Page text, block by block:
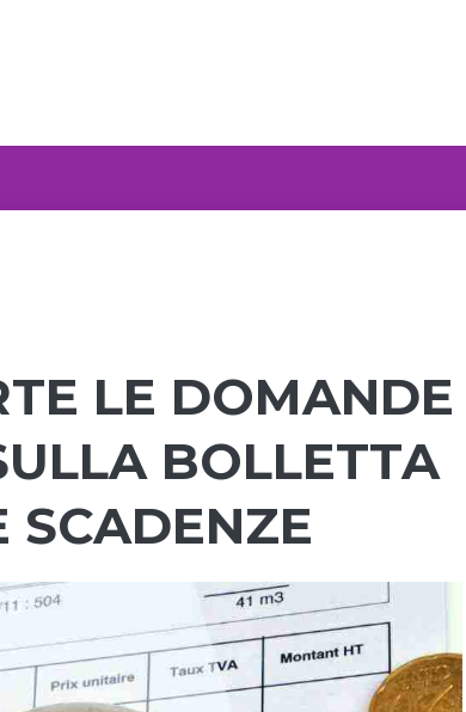
LE DOMANDE
BOLLETTA
SCADENZE